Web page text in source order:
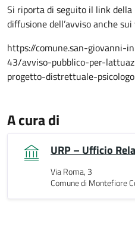
Si riporta di seguito il link della
diffusione dell’avviso anche
https://comune.san-giovanni-
43/avviso-pubblico-per-
progetto-distrettuale-
A cura di
URP – Ufficio
Via Roma, 3
Comune di Montefiore